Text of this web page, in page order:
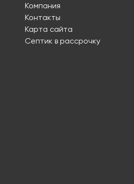
Компания
Контакты
Карта сайта
Септик в рассрочку